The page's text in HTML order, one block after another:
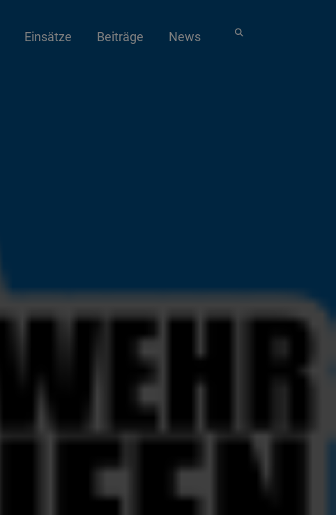
Einsätze Beiträge News